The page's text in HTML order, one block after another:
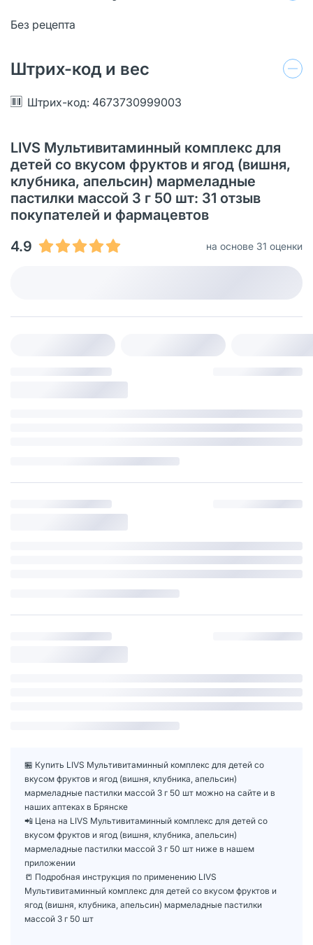
Без рецепта
Штрих-код и вес
Штрих-код: 4673730999003
LIVS Мультивитаминный комплекс для
детей со вкусом фруктов и ягод (вишня,
клубника, апельсин) мармеладные
пастилки массой 3 г 50 шт: 31 oтзыв
покупателей и фармацевтов
4.9
на основе 31 оценки
🏪 Купить LIVS Мультивитаминный комплекс для детей со
вкусом фруктов и ягод (вишня, клубника, апельсин)
мармеладные пастилки массой 3 г 50 шт можно на сайте и в
наших аптеках в Брянске
📲 Цена на LIVS Мультивитаминный комплекс для детей со
вкусом фруктов и ягод (вишня, клубника, апельсин)
мармеладные пастилки массой 3 г 50 шт ниже в нашем
приложении
📒 Подробная инструкция по применению LIVS
Мультивитаминный комплекс для детей со вкусом фруктов и
ягод (вишня, клубника, апельсин) мармеладные пастилки
массой 3 г 50 шт